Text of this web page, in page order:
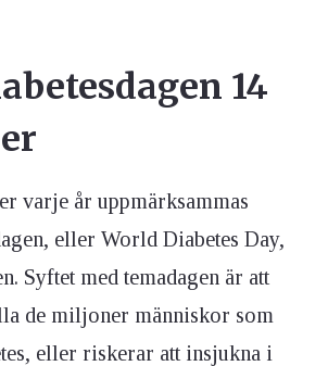
14
varje år uppmärksammas
eller World Diabetes Day,
Syftet med temadagen är att
de miljoner människor som
eller riskerar att insjukna i